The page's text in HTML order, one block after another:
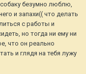
безумно люблю,
и запахи(( что делать
с работы и
но тогда ни ему ни
что он реально
и глядя на тебя лужу